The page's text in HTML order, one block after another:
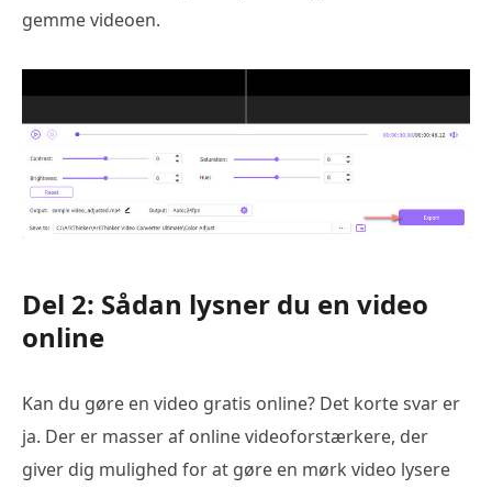
gemme videoen.
Del 2: Sådan lysner du en video
online
Kan du gøre en video gratis online? Det korte svar er
ja. Der er masser af online videoforstærkere, der
giver dig mulighed for at gøre en mørk video lysere